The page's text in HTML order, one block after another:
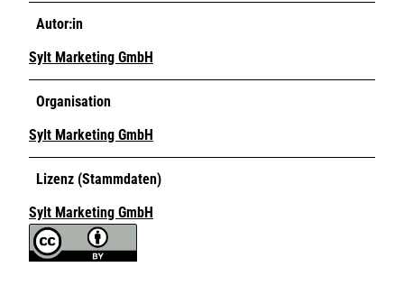
Autor:in
Sylt Marketing GmbH
Organisation
Sylt Marketing GmbH
Lizenz (Stammdaten)
Sylt Marketing GmbH